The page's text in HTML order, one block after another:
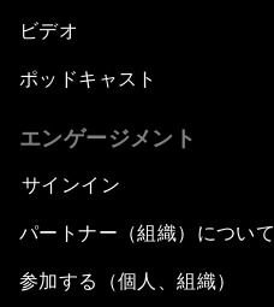
ビデオ
ポッドキャスト
エンゲージメント
サインイン
パートナー（組織）について
参加する（個人、組織）